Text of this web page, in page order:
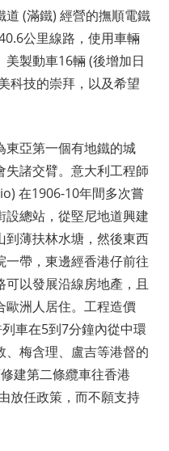
(滿鐵) 經營的撫順電鐵
公里線路，使用車輛
製動車16輛 (後增加日
科技的崇拜，以及希望
東亞第一個有地鐵的城
諸交臂。意大利工程師
在1906-10年間多次嘗
總站，從堅尼地道興建
薄扶林水塘，然後東西
帶，東邊經香港仔前往
以發展沿線房地產，且
歐洲人居住。工程造價
車在5到7分鐘內從中環
梅含理、盧吉等港督的
建第二條纜車往香港
放任政策，而不願支持